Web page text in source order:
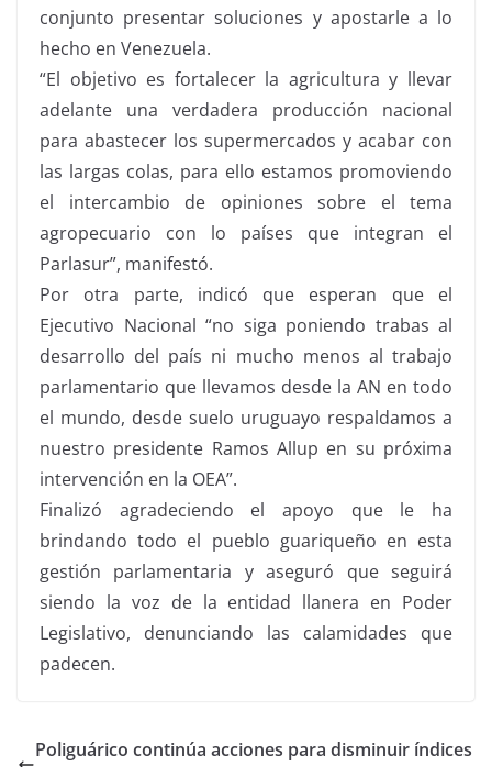
conjunto presentar soluciones y apostarle a lo
hecho en Venezuela.
“El objetivo es fortalecer la agricultura y llevar
adelante una verdadera producción nacional
para abastecer los supermercados y acabar con
las largas colas, para ello estamos promoviendo
el intercambio de opiniones sobre el tema
agropecuario con lo países que integran el
Parlasur”, manifestó.
Por otra parte, indicó que esperan que el
Ejecutivo Nacional “no siga poniendo trabas al
desarrollo del país ni mucho menos al trabajo
parlamentario que llevamos desde la AN en todo
el mundo, desde suelo uruguayo respaldamos a
nuestro presidente Ramos Allup en su próxima
intervención en la OEA”.
Finalizó agradeciendo el apoyo que le ha
brindando todo el pueblo guariqueño en esta
gestión parlamentaria y aseguró que seguirá
siendo la voz de la entidad llanera en Poder
Legislativo, denunciando las calamidades que
padecen.
Poliguárico continúa acciones para disminuir índices